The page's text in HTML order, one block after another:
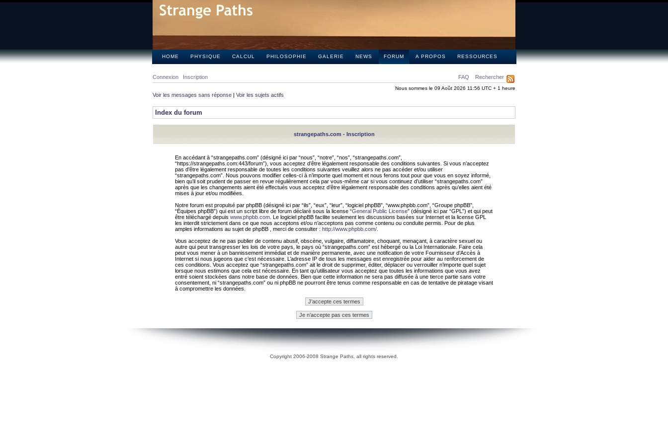
HOME PHYSIQUE CALCUL PHILOSOPHIE GALERIE NEWS FORUM A PROPOS RESSOURCES
FAQ Rechercher
Connexion Inscription
Nous sommes le 09 Août 2026 11:56 UTC + 1 heure
Voir les messages sans réponse | Voir les sujets actifs
Index du forum
strangepaths.com - Inscription
En accédant à “strangepaths.com” (désigné ici par “nous”, “notre”, “nos”, “strangepaths.com”,
“https://strangepaths.com:443/forum”), vous acceptez d’être légalement responsable des conditions suivantes. Si vous n’acceptez
pas d’être légalement responsable de toutes les conditions suivantes veuillez alors ne pas accéder et/ou utiliser
“strangepaths.com”. Nous pouvons modifier celles-ci à n’importe quel moment et nous ferons tout pour que vous en soyez informé,
bien qu’il soit prudent de passer en revue régulièrement cela par vous-même car si vous continuez d’utiliser “strangepaths.com”
après que les changements aient été effectués vous acceptez d’être légalement responsable des conditions après qu’elles aient été
mises à jour et/ou modifiées.
Notre forum est propulsé par phpBB (désigné ici par “ils”, “eux”, “leur”, “logiciel phpBB”, “www.phpbb.com”, “Groupe phpBB”,
“Équipes phpBB”) qui est un script libre de forum déclaré sous la license “General Public License” (désigné ici par “GPL”) et qui peut
être téléchargé depuis www.phpbb.com . Le logiciel phpBB facilite seulement les discussions basées sur Internet et la license GPL
les interdit strictement dans ce que nous acceptons et/ou n’acceptons pas comme contenu ou conduite permis. Pour de plus
amples informations au sujet de phpBB , merci de consulter : http://www.phpbb.com/
Vous acceptez de ne pas publier de contenu abusif, obscène, vulgaire, diffamatoire, choquant, menaçant, à caractère sexuel ou
autre qui peut transgresser les lois de votre pays, le pays où “strangepaths.com” est hébergé ou la Loi Internationale. Faire cela
peut vous mener à un bannissement immédiat et de manière permanente, avec une notification de votre Fournisseur d’Accès à
Internet si nous jugeons que c’est nécessaire. L’adresse IP de tous les messages est enregistrée pour aider au renforcement de
ces conditions. Vous acceptez que “strangepaths.com” ait le droit de supprimer, éditer, déplacer ou verrouiller n’importe quel sujet
lorsque nous estimons que cela est nécessaire. En tant qu’utilisateur vous acceptez que toutes les informations que vous avez
entré soient stockées dans notre base de données. Bien que cette information ne sera pas diffusée à une tierce partie sans votre
consentement, ni “strangepaths.com” ou ni phpBB ne pourront être tenus comme responsable en cas de tentative de piratage visant
à compromettre les données.
Copyright 2006-2008 Strange Paths, all rights reserved.